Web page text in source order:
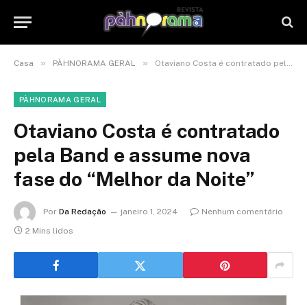
Casa » PÀHNORAMA GERAL » Otaviano Costa é contratado pela Band e assume nova fase do “Melhor da Noite”
PÀHNORAMA GERAL
Otaviano Costa é contratado
pela Band e assume nova
fase do “Melhor da Noite”
Por Da Redação janeiro 1, 2024
Nenhum comentário
2 Mins lidos